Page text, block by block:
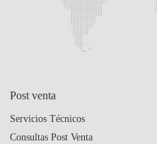
Post venta
Servicios Técnicos
Consultas Post Venta